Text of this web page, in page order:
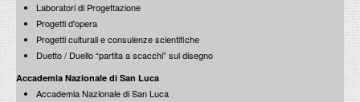
Laboratori di Progettazione
Progetti d'opera
Progetti culturali e consulenze scientifiche
Duetto / Duello “partita a scacchi” sul disegno
Accademia Nazionale di San Luca
Accademia Nazionale di San Luca